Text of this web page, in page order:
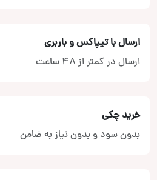
ارسال با تیپاکس و باربری
ارسال در کمتر از 48 ساعت
خرید چکی
بدون سود و بدون نیاز به ضامن